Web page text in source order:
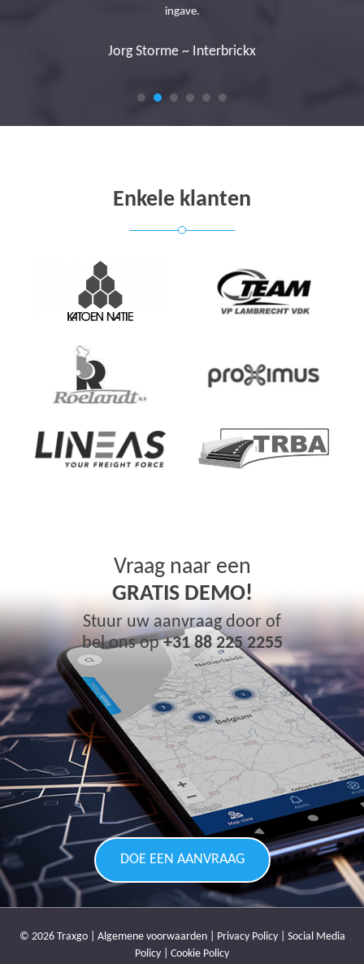
ingave.
Jorg Storme ~ Interbrickx
Enkele klanten
Vraag naar een
GRATIS DEMO!
Stuur uw aanvraag door of
bel ons op+31 88 225 2255
DOE EEN AANVRAAG
© 2026 Traxgo | Algemene voorwaarden| Privacy Policy| Social Media
Policy
Cookie Policy